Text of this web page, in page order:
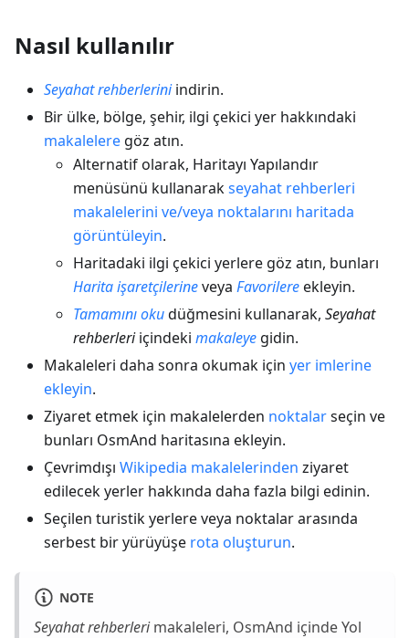
Nasıl kullanılır
Seyahat rehberleriniindirin.
Bir ülke, bölge, şehir, ilgi çekici yer hakkındaki
makalelere göz atın.
Alternatif olarak, Haritayı Yapılandır
menüsünü kullanarakseyahat rehberleri
makalelerini ve/veya noktalarını haritada
görüntüleyin.
Haritadaki ilgi çekici yerlere göz atın, bunları
Harita işaretçilerineveya Favorilereekleyin.
Tamamını okudüğmesini kullanarak, Seyahat
rehberleriiçindeki makaleye gidin.
Makaleleri daha sonra okumak için yer imlerine
ekleyin.
Ziyaret etmek için makalelerden noktalarseçin ve
bunları OsmAnd haritasına ekleyin.
Çevrimdışı Wikipedia makalelerinden ziyaret
edilecek yerler hakkında daha fazla bilgi edinin.
Seçilen turistik yerlere veya noktalar arasında
serbest bir yürüyüşe rota oluşturun.
NOTE
Seyahat rehberlerimakaleleri, OsmAnd içinde Yol